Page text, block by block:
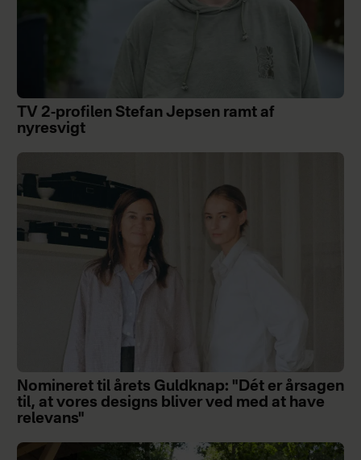
TV 2-profilen Stefan Jepsen ramt af
nyresvigt
Nomineret til årets Guldknap: "Dét er årsagen
til, at vores designs bliver ved med at have
relevans"